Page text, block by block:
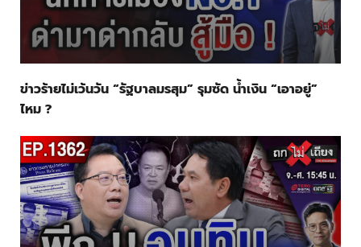
ข่าวร้ายไม่เว้นวัน “รัฐบาลมรสุม” รุมซัด น้ำเงิน “เอาอยู่”
ไหม ?